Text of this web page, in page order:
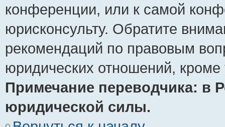
конференции, или к самой
юрисконсульту. Обратите
рекомендаций по правовым
юридических отношений,
Примечание переводчика: в
юридической силы.